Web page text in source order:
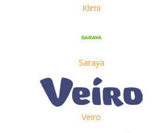
Klimi
Saraya
Veiro